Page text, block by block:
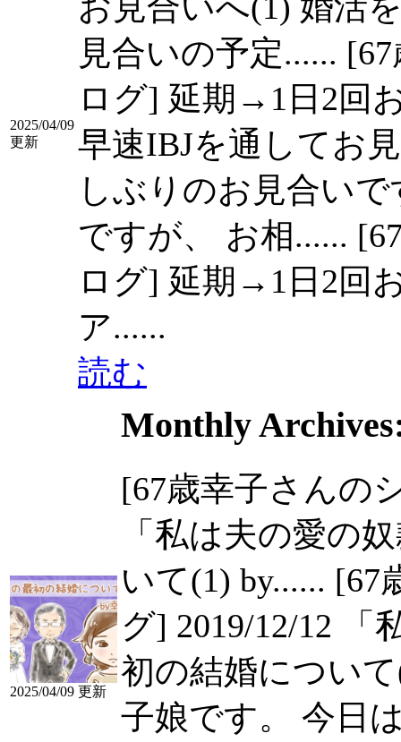
2025/04/09
更新
見合いの予定......
ログ] 延期→1日2回
早速IBJを通してお
しぶりのお見合い
ですが、 お相......
ログ] 延期→1日2回
ア......
読む
2025/04/09 更新
Monthly
[67歳幸子さんの
「私は夫の愛の
いて(1) by...... [67
グ] 2019/12/12
初の結婚につい
子娘です。 今日